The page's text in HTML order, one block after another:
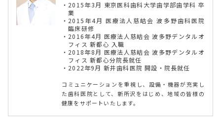
2015年3月 東京医科歯科大学歯学部歯学科 卒
業
2015年4月 医療法人慈皓会 波多野歯科医院
臨床研修
2016年4月 医療法人慈皓会 波多野デンタルオ
フィス 新都心 入職
2018年8月 医療法人慈皓会 波多野デンタルオ
フィス 新都心分院長就任
2022年9月 新井歯科医院 開設・院長就任
コミュニケーションを重視し、設備・機器が充実し
た歯科医院として、新所沢をはじめ、地域の皆様の
健康をサポートいたします。